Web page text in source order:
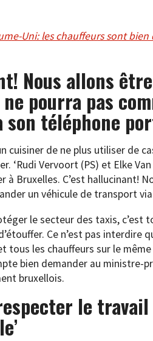
Uni: les chauffeurs sont bien
Nous allons
ne pourra pas
téléphone
cuisiner de ne plus utiliser de
‘Rudi Vervoort (PS) et Elke
Bruxelles. C’est hallucinant!
un véhicule de transport
le secteur des taxis, c’est
Ce n’est pas interdire
tous les chauffeurs sur le même
bien demander au ministre-
bruxellois.
le